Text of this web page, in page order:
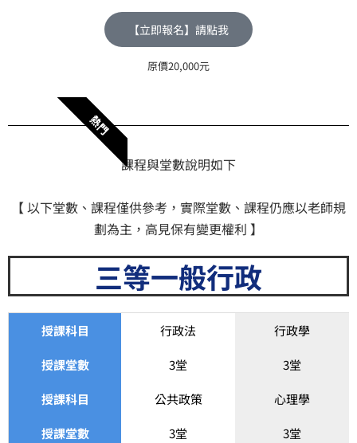
【立即報名】請點我
原價20,000元
熱門
課程與堂數說明如下
【 以下堂數、課程僅供參考，實際堂數、課程仍應以老師規
劃為主，高見保有變更權利 】
三等一般行政
授課科目 行政法 行政學
授課堂數 3堂 3堂
授課科目 公共政策 心理學
授課堂數 3堂 3堂